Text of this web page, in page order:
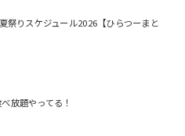
祭りスケジュール2026【ひらつーまと
放題やってる！